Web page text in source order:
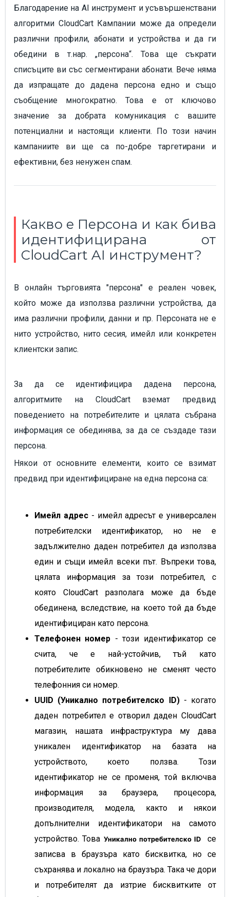
Благодарение на AI инструмент и усъвършенствани
алгоритми CloudCart Кампании може да определи
различни профили, абонати и устройства и да ги
обедини в т.нар. „персона“. Това ще съкрати
списъците ви със сегментирани абонати. Вече няма
да изпращате до дадена персона едно и също
съобщение многократно. Това е от ключово
значение за добрата комуникация с вашите
потенциални и настоящи клиенти. По този начин
кампаниите ви ще са по-добре таргетирани и
ефективни, без ненужен спам.
Какво е Персона и как бива
идентифицирана от
CloudCart AI инструмент?
В онлайн търговията "персона" е реален човек,
който може да използва различни устройства, да
има различни профили, данни и пр. Персоната не е
нито устройство, нито сесия, имейл или конкретен
клиентски запис.
За да се идентифицира дадена персона,
алгоритмите на CloudCart вземат предвид
поведението на потребителите и цялата събрана
информация се обединява, за да се създаде тази
персона.
Някои от основните елементи, които се взимат
предвид при идентифициране на една персона са:
Имейл адрес- имейл адресът е универсален
потребителски идентификатор, но не е
задължително даден потребител да използва
един и същи имейл всеки път. Въпреки това,
цялата информация за този потребител, с
която CloudCart разполага може да бъде
обединена, вследствие, на което той да бъде
идентифициран като персона.
Телефонен номер - този идентификатор се
счита, че е най-устойчив, тъй като
потребителите обикновено не сменят често
телефонния си номер.
UUID (Уникално потребителско ID) - когато
даден потребител е отворил даден CloudCart
магазин, нашата инфраструктура му дава
уникален идентификатор на базата на
устройството, което ползва. Този
идентификатор не се променя, той включва
информация за браузера, процесора,
производителя, модела, както и някои
допълнителни идентификатори на самото
устройство. Това Уникално потребителско ID
се
записва в браузъра като бисквитка, но се
съхранява и локално на браузъра. Така че дори
и потребителят да изтрие бисквитките от